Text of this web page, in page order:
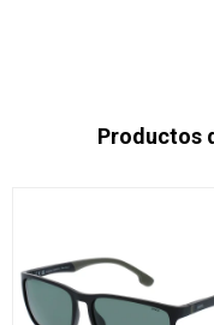
Productos